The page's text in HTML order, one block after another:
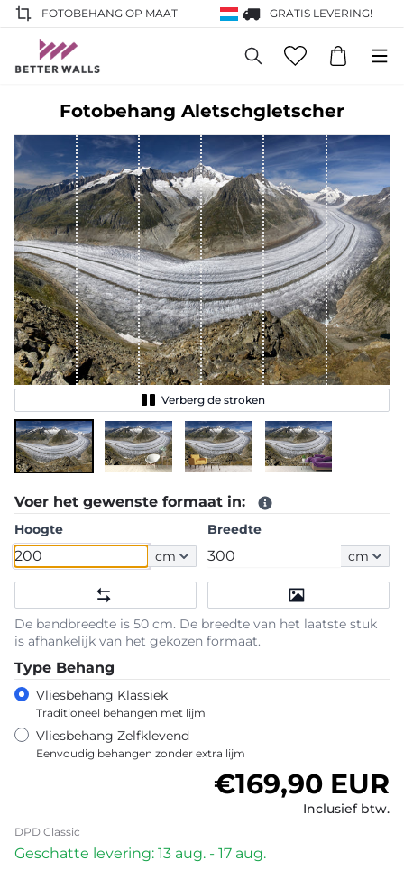
FOTOBEHANG OP MAAT GRATIS LEVERING!
Fotobehang Aletschgletscher
Verberg de stroken
Voer het gewenste formaat in:
Hoogte
cm
Breedte
cm
De bandbreedte is 50 cm. De breedte van het laatste stuk
is afhankelijk van het gekozen formaat.
Type Behang
Vliesbehang Klassiek
Traditioneel behangen met lijm
Vliesbehang Zelfklevend
Eenvoudig behangen zonder extra lijm
Normale prijs
€169,90 EUR
Inclusief btw.
DPD Classic
Geschatte levering: 13 aug. - 17 aug.